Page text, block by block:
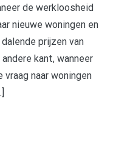
de werkloosheid
nieuwe woningen en
prijzen van
kant, wanneer
naar woningen